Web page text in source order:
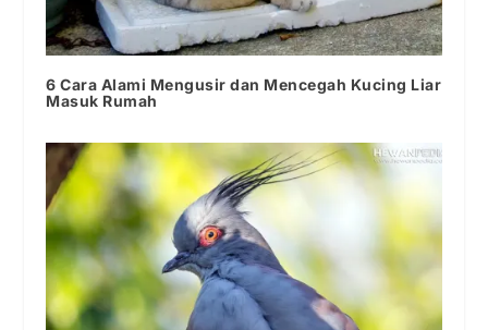
6 Cara Alami Mengusir dan Mencegah Kucing Liar
Masuk Rumah